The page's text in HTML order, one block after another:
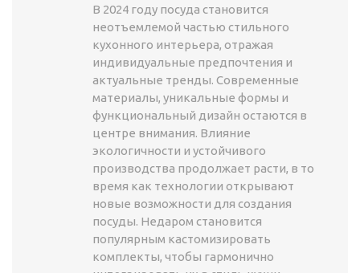
В 2024 году посуда становится
неотъемлемой частью стильного
кухонного интерьера, отражая
индивидуальные предпочтения и
актуальные тренды. Современные
материалы, уникальные формы и
функциональный дизайн остаются в
центре внимания. Влияние
экологичности и устойчивого
производства продолжает расти, в то
время как технологии открывают
новые возможности для создания
посуды. Недаром становится
популярным кастомизировать
комплекты, чтобы гармонично